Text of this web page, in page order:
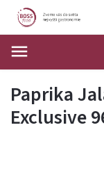
Paprika
Exclusive